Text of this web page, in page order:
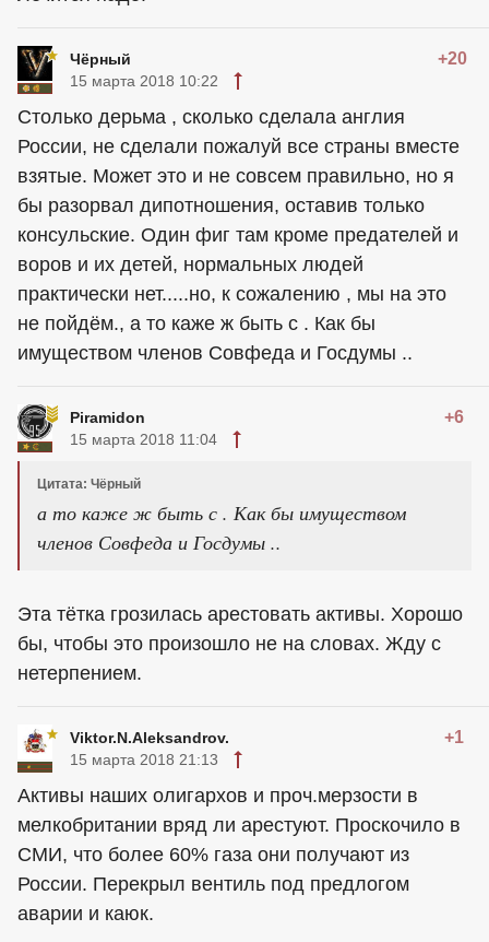
Чёрный +20
15 марта 2018 10:22
Столько дерьма , сколько сделала англия
России, не сделали пожалуй все страны вместе
взятые. Может это и не совсем правильно, но я
бы разорвал дипотношения, оставив только
консульские. Один фиг там кроме предателей и
воров и их детей, нормальных людей
практически нет.....но, к сожалению , мы на это
не пойдём., а то каже ж быть с . Как бы
имуществом членов Совфеда и Госдумы ..
Piramidon +6
15 марта 2018 11:04
Цитата: Чёрный
а то каже ж быть с . Как бы имуществом
членов Совфеда и Госдумы ..
Эта тётка грозилась арестовать активы. Хорошо
бы, чтобы это произошло не на словах. Жду с
нетерпением.
Viktor.N.Aleksandrov. +1
15 марта 2018 21:13
Активы наших олигархов и проч.мерзости в
мелкобритании вряд ли арестуют. Проскочило в
СМИ, что более 60% газа они получают из
России. Перекрыл вентиль под предлогом
аварии и каюк.